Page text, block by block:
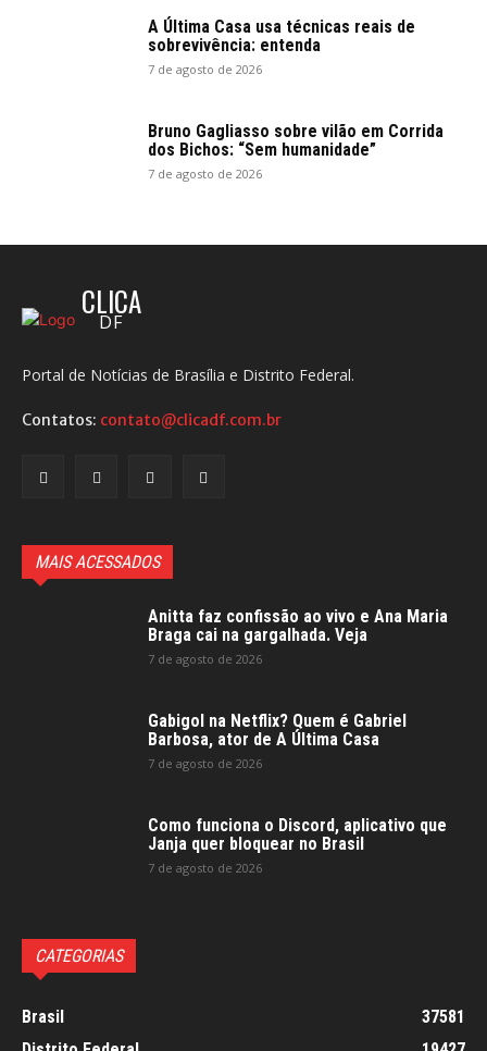
A Última Casa usa técnicas reais de
sobrevivência: entenda
7 de agosto de 2026
Bruno Gagliasso sobre vilão em Corrida
dos Bichos: “Sem humanidade”
7 de agosto de 2026
CLICA
DF
Portal de Notícias de Brasília e Distrito Federal.
Contatos: contato@clicadf.com.br
MAIS ACESSADOS
Anitta faz confissão ao vivo e Ana Maria
Braga cai na gargalhada. Veja
7 de agosto de 2026
Gabigol na Netflix? Quem é Gabriel
Barbosa, ator de A Última Casa
7 de agosto de 2026
Como funciona o Discord, aplicativo que
Janja quer bloquear no Brasil
7 de agosto de 2026
CATEGORIAS
Brasil
37581